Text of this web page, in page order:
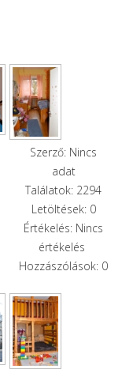
Szerző: Nincs
adat
Találatok: 2294
Letöltések: 0
Értékelés: Nincs
értékelés
Hozzászólások: 0